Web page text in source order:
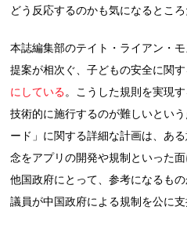
どう反応するのかも気になるところ
本誌編集部のテイト・ライアン・
提案が相次ぐ、子どもの安全に関
にしている。こうした規則を実現
技術的に施行するのが難しいとい
ード」に関する詳細な計画は、あ
念をアプリの開発や規制といった
他国政府にとって、参考になるも
議員が中国政府による規制を公に